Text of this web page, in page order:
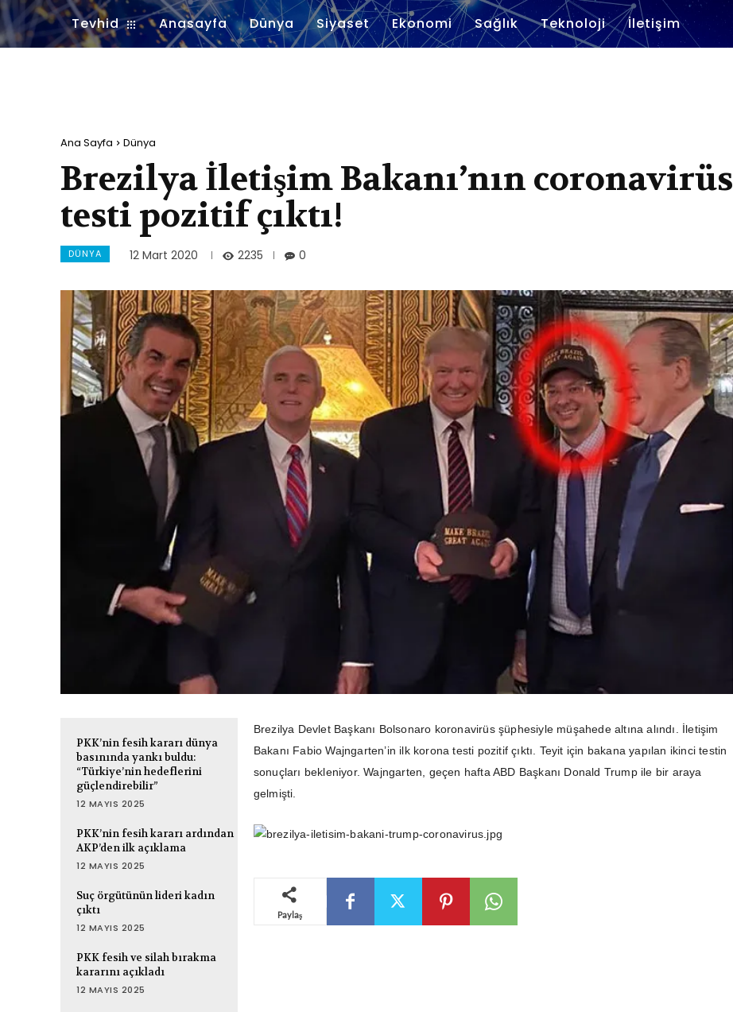
Tevhid Anasayfa Dünya Siyaset Ekonomi Sağlık Teknoloji İletişim
Ana Sayfa Dünya
Brezilya İletişim Bakanı’nın coronavirüs
testi pozitif çıktı!
DÜNYA 12 Mart 2020 2235 0
PKK’nin fesih kararı dünya
basınında yankı buldu:
“Türkiye’nin hedeflerini
güçlendirebilir”
12 MAYIS 2025
PKK’nin fesih kararı ardından
AKP’den ilk açıklama
12 MAYIS 2025
Suç örgütünün lideri kadın
çıktı
12 MAYIS 2025
PKK fesih ve silah bırakma
kararını açıkladı
12 MAYIS 2025
Brezilya Devlet Başkanı Bolsonaro koronavirüs şüphesiyle müşahede altına alındı. İletişim
Bakanı Fabio Wajngarten’in ilk korona testi pozitif çıktı. Teyit için bakana yapılan ikinci testin
sonuçları bekleniyor. Wajngarten, geçen hafta ABD Başkanı Donald Trump ile bir araya
gelmişti.
Paylaş